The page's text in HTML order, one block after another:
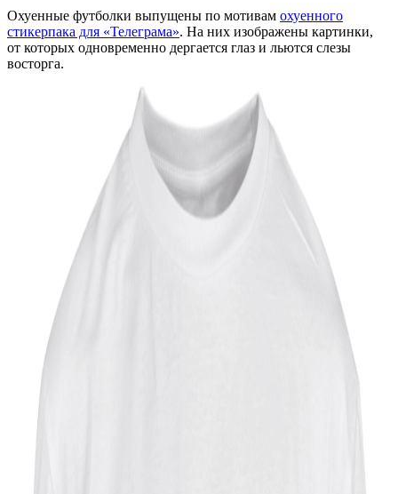
Охуенные футболки выпущены по мотивам охуенного
стикерпака для «Телеграма». На них изображены картинки,
от которых одновременно дергается глаз и льются слезы
восторга.